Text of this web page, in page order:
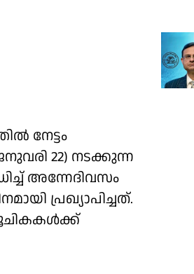
നേട്ടം
22) നടക്കുന്ന
അന്നേദിവസം
പ്രഖ്യാപിച്ചത്.